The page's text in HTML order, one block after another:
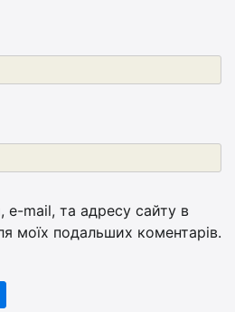
e-mail, та адресу сайту в
моїх подальших коментарів.